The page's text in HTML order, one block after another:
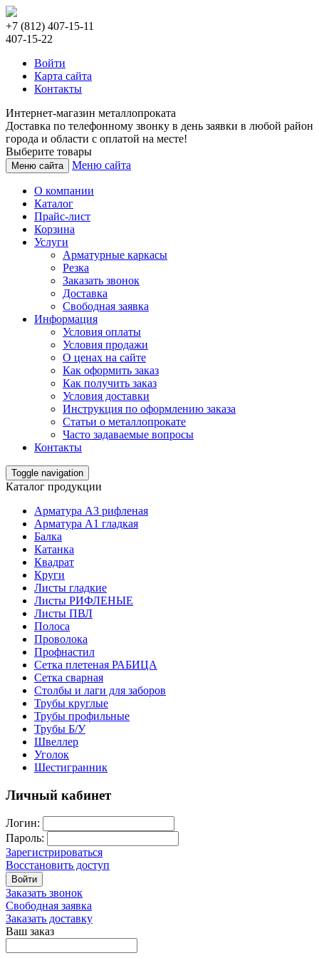
+7 (812) 407-15-11
407-15-22
Войти
Карта сайта
Контакты
Интернет-магазин металлопроката
Доставка по телефонному звонку в день заявки в любой район
города и области с оплатой на месте!
Выберите товары
Меню сайта Меню сайта
О компании
Каталог
Прайс-лист
Корзина
Услуги
Арматурные каркасы
Резка
Заказать звонок
Доставка
Свободная заявка
Информация
Условия оплаты
Условия продажи
О ценах на сайте
Как оформить заказ
Как получить заказ
Условия доставки
Инструкция по оформлению заказа
Статьи о металлопрокате
Часто задаваемые вопросы
Контакты
Toggle navigation
Каталог продукции
Арматура А3 рифленая
Арматура А1 гладкая
Балка
Катанка
Квадрат
Круги
Листы гладкие
Листы РИФЛЕНЫЕ
Листы ПВЛ
Полоса
Проволока
Профнастил
Сетка плетеная РАБИЦА
Сетка сварная
Столбы и лаги для заборов
Трубы круглые
Трубы профильные
Трубы Б/У
Швеллер
Уголок
Шестигранник
Личный кабинет
Логин:
Пароль:
Зарегистрироваться
Восстановить доступ
Войти
Заказать звонок
Свободная заявка
Заказать доставку
Ваш заказ